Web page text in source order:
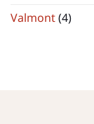
Valmont(4)